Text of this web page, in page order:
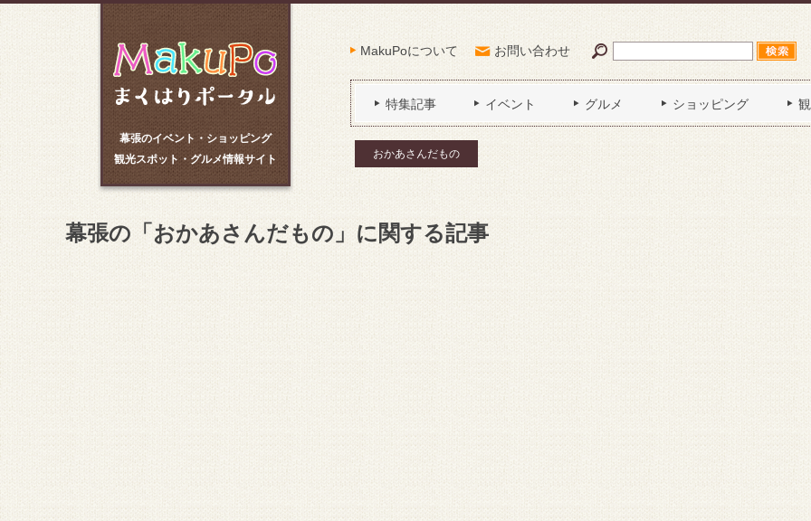
幕張のイベント・ショッピング
観光スポット・グルメ情報サイト
MakuPoについて お問い合わせ
特集記事 イベント グルメ ショッピング
おかあさんだもの
幕張の「おかあさんだもの」に関する記事